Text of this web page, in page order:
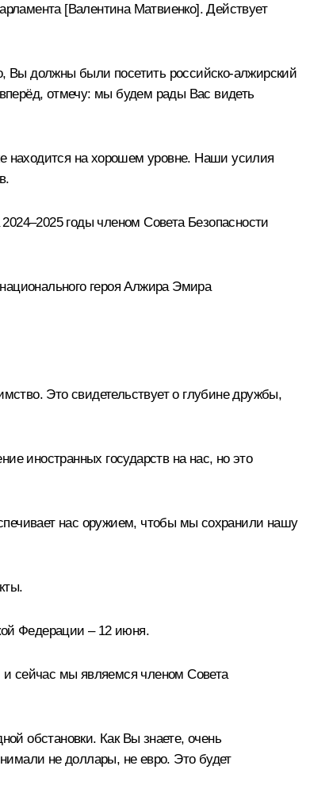
[Валентина Матвиенко]. Действует
Вы должны были посетить российско-алжирский
отмечу: мы будем рады Вас видеть
находится на хорошем уровне. Наши усилия
годы членом Совета Безопасности
героя Алжира Эмира
Это свидетельствует о глубине дружбы,
иностранных государств на нас, но это
нас оружием, чтобы мы сохранили нашу
Федерации – 12 июня.
и сейчас мы являемся членом Совета
обстановки. Как Вы знаете, очень
не доллары, не евро. Это будет